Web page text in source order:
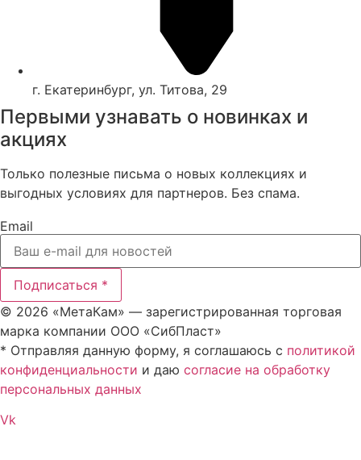
г. Екатеринбург, ул. Титова, 29
Первыми узнавать о новинках и
акциях
Только полезные письма о новых коллекциях и
выгодных условиях для партнеров. Без спама.
Email
Подписаться *
© 2026 «МетаКам» — зарегистрированная торговая
марка компании ООО «СибПласт»
* Отправляя данную форму, я соглашаюсь с политикой
конфиденциальности и даю согласие на обработку
персональных данных
Vk